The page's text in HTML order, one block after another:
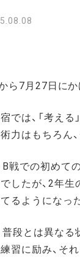
ら7月27日にか
では、「考え
力はもちろん
B戦での初めて
したが、2年
るようになっ
普段とは異な
習に励み、そ